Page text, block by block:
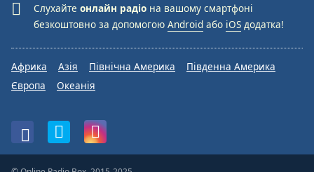
Слухайте онлайн радіо на вашому смартфоні
безкоштовно за допомогою Android або iOS додатка!
Африка Азія Північна Америка
Південна Америка
Європа
Океанія